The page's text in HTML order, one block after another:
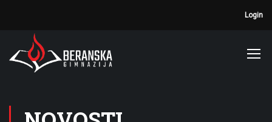
Login